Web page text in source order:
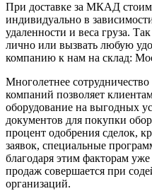
При доставке за МКАД
индивидуально в
удаленности и веса груза.
лично или вызвать любую
компанию к нам на склад:
Многолетнее
компаний позволяет
оборудование на выгодных
документов для покупки
процент одобрения сделок,
заявок, специальные
благодаря этим факторам уже
продаж совершается при
организаций.